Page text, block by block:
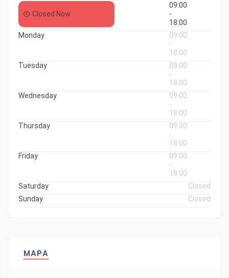
Closed Now
09:00
-
18:00
Monday
09:00
-
18:00
Tuesday
09:00
-
18:00
Wednesday
09:00
-
18:00
Thursday
09:00
-
18:00
Friday
09:00
-
18:00
Saturday
Closed
Sunday
Closed
MAPA